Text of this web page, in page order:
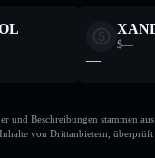
$—
—
und Beschreibungen stammen
von Drittanbietern,